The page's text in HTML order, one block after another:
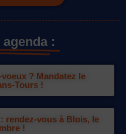
:
? Mandatez le
Tours !
rendez-vous à Blois, le
!